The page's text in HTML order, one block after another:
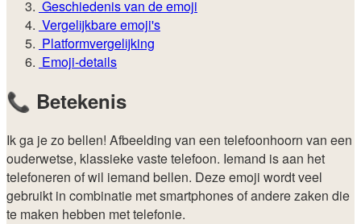
Geschiedenis van de emoji
Vergelijkbare emoji's
Platformvergelijking
Emoji-details
📞 Betekenis
Ik ga je zo bellen! Afbeelding van een telefoonhoorn van een
ouderwetse, klassieke vaste telefoon. Iemand is aan het
telefoneren of wil iemand bellen. Deze emoji wordt veel
gebruikt in combinatie met smartphones of andere zaken die
te maken hebben met telefonie.